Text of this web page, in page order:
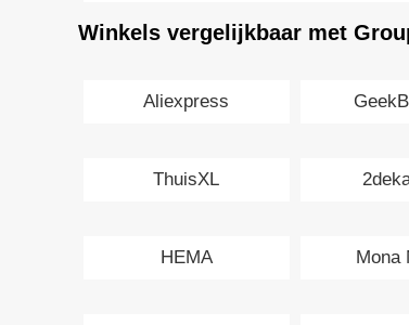
Winkels vergelijkbaar met
Aliexpress
ThuisXL
HEMA Mona